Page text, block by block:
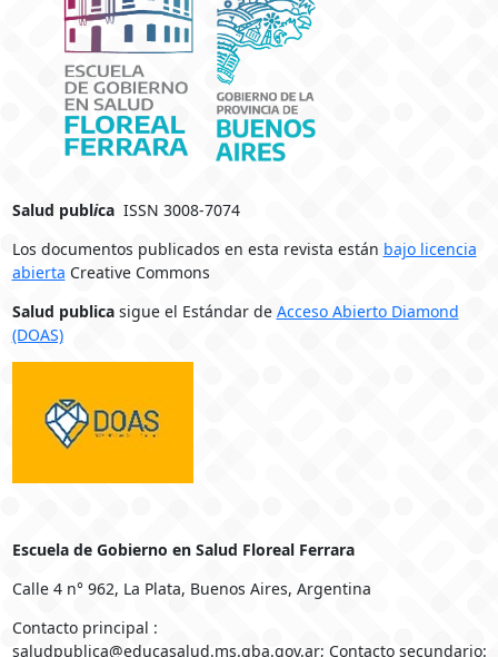
Salud publicaISSN 3008-7074
Los documentos publicados en esta revista están bajo licencia
abierta Creative Commons
Salud publicasigue el Estándar de Acceso Abierto Diamond
(DOAS)
Escuela de Gobierno en Salud Floreal Ferrara
Calle 4 n° 962, La Plata, Buenos Aires, Argentina
Contacto principal :
saludpublica@educasalud.ms.gba.gov.ar; Contacto secundario: